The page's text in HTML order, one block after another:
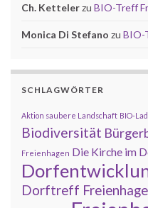
Ch. Kettelerzu BIO-Treff
Monica Di Stefano zu BIO-
SCHLAGWÖRTER
Aktion saubere Landschaft BIO-
Biodiversität
Freienhagen Die Kirche im
Dorftreff